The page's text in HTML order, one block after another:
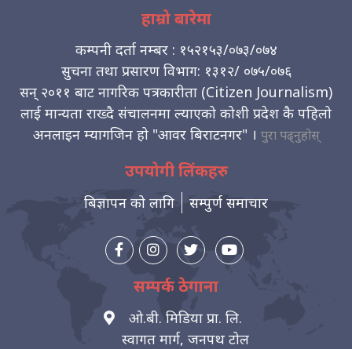
हाम्रो बारेमा
कम्पनी दर्ता नम्बर : १५२१५३/०७३/०७४
सुचना तथा प्रसारण विभाग: १३१२/ ०७५/०७६
सन् २०११ बाट नागरिक पत्रकारीता (Citizen Journalism)
लाई मान्यता राख्दै संचालनमा ल्याएको कोशी प्रदेश कै पहिलो
अनलाइन म्यागजिन हो "आवर बिराटनगर" । पुरा पढ्नुहोस्
उपयोगी लिंकहरु
बिज्ञापन को लागि सम्पुर्ण समाचार
सम्पर्क ठेगाना
ओ.बी. मिडिया प्रा. लि.
स्वागत मार्ग, जनपथ टोल